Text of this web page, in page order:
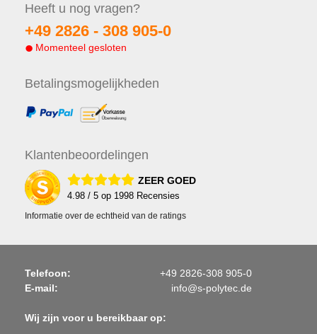
Heeft u nog vragen?
+49 2826 - 308 905-0
Momenteel gesloten
Betalingsmogelijkheden
Klantenbeoordelingen
ZEER GOED
4.98 / 5 op 1998 Recensies
Informatie over de echtheid van de ratings
Telefoon:
+49 2826-308 905-0
E-mail:
info@s-polytec.de
Wij zijn voor u bereikbaar op: